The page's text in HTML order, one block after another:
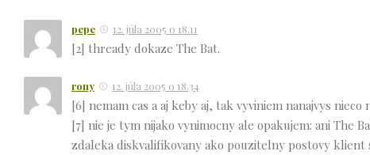
pepe 12. júla 2005 o 18.11
[2] thready dokaze The Bat.
rony 12. júla 2005 o 18.34
[6] nemam cas a aj keby aj, tak vyviniem nanajvys
[7] nie je tym nijako vynimocny ale opakujem: ani The
zdaleka diskvalifikovany ako pouzitelny postovy